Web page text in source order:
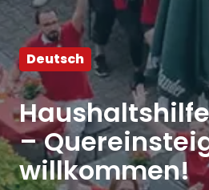
Deutsch
–
willkommen!